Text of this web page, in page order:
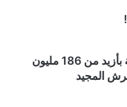
عامل إقليم صفرو يطلق ويدشن مشاريع تنموية بأزيد من 186 مليون
المجيد